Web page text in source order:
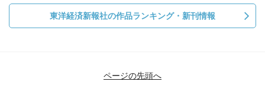
東洋経済新報社の作品ランキング・新刊情報
ページの先頭へ